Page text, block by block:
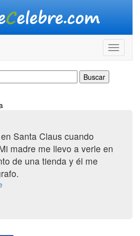
Santa Claus cuando
madre me llevo a verle en
de una tienda y él me